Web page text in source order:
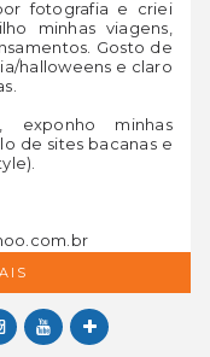
fotografia e criei
minhas viagens,
Gosto de
halloweens e claro
exponho minhas
de sites bacanas e